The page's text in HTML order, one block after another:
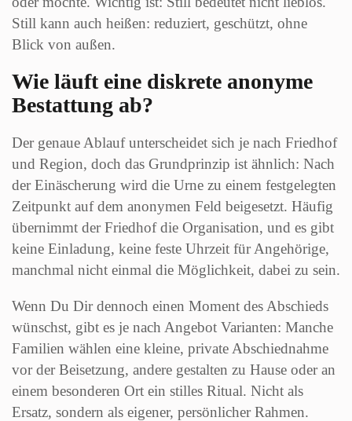
Still kann auch heißen: reduziert, geschützt, ohne
Blick von außen.
Wie läuft eine diskrete anonyme
Bestattung ab?
Der genaue Ablauf unterscheidet sich je nach Friedhof
und Region, doch das Grundprinzip ist ähnlich: Nach
der Einäscherung wird die Urne zu einem festgelegten
Zeitpunkt auf dem anonymen Feld beigesetzt. Häufig
übernimmt der Friedhof die Organisation, und es gibt
keine Einladung, keine feste Uhrzeit für Angehörige,
manchmal nicht einmal die Möglichkeit, dabei zu sein.
Wenn Du Dir dennoch einen Moment des Abschieds
wünschst, gibt es je nach Angebot Varianten: Manche
Familien wählen eine kleine, private Abschiednahme
vor der Beisetzung, andere gestalten zu Hause oder an
einem besonderen Ort ein stilles Ritual. Nicht als
Ersatz, sondern als eigener, persönlicher Rahmen.